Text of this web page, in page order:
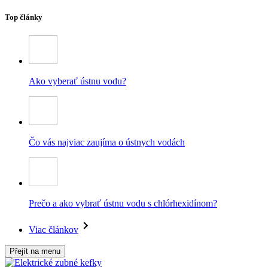
Top články
Ako vyberať ústnu vodu?
Čo vás najviac zaujíma o ústnych vodách
Prečo a ako vybrať ústnu vodu s chlórhexidínom?
Viac článkov
Přejít na menu